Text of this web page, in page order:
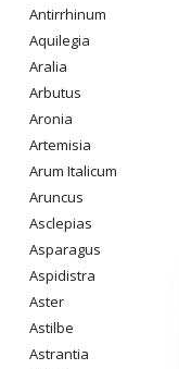
Antirrhinum
Aquilegia
Aralia
Arbutus
Aronia
Artemisia
Arum Italicum
Aruncus
Asclepias
Asparagus
Aspidistra
Aster
Astilbe
Astrantia